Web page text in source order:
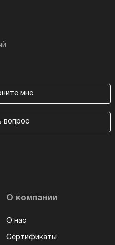
мне
вопрос
О компании
О нас
Сертификаты